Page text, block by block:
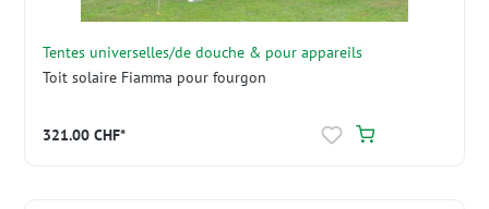
Tentes universelles/de douche & pour appareils
Toit solaire Fiamma pour fourgon
321.00 CHF*